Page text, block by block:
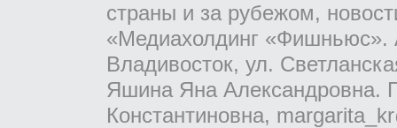
страны и за рубежом,
«Медиахолдинг «Фишньюс».
Владивосток, ул.
Яшина Яна Александровна.
Константиновна,